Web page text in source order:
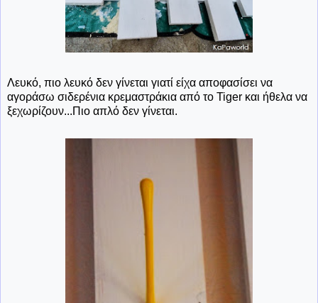
Λευκό, πιο λευκό δεν γίνεται γιατί είχα αποφασίσει να
αγοράσω σιδερένια κρεμαστράκια από το Tiger και ήθελα να
ξεχωρίζουν...Πιο απλό δεν γίνεται.